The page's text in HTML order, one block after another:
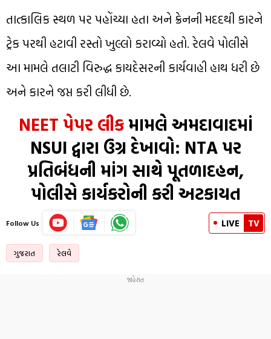
તાત્કાલિક સ્થળ પર પહોંચ્યા હતા અને ક્રેનની મદદથી કારને
ટ્રેક પરથી હટાવી રસ્તો ખુલ્લો કરાવ્યો હતો. રેલવે પોલીસે
આ મામલે તલાટી વિરુદ્ધ કાયદેસરની કાર્યવાહી હાથ ધરી છે
અને કારને જપ્ત કરી લીધી છે.
NEET પેપર લીકમામલે અમદાવાદમાં
NSUI દ્વારા ઉગ્ર દેખાવો: NTA પર
પ્રતિબંધની માંગ સાથે પૂતળાદહન,
પોલીસે કાર્યકરોની કરી અટકાયત
Follow Us LIVE TV
ગુજરાત રેલવે